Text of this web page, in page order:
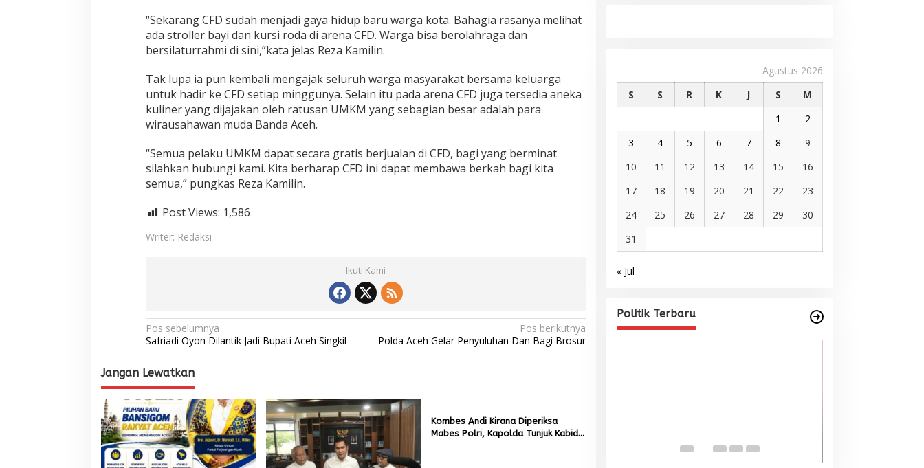
“Sekarang CFD sudah menjadi gaya hidup baru warga kota. Bahagia rasanya melihat
ada stroller bayi dan kursi roda di arena CFD. Warga bisa berolahraga dan
bersilaturrahmi di sini,”kata jelas Reza Kamilin.
Tak lupa ia pun kembali mengajak seluruh warga masyarakat bersama keluarga
untuk hadir ke CFD setiap minggunya. Selain itu pada arena CFD juga tersedia aneka
kuliner yang dijajakan oleh ratusan UMKM yang sebagian besar adalah para
wirausahawan muda Banda Aceh.
“Semua pelaku UMKM dapat secara gratis berjualan di CFD, bagi yang berminat
silahkan hubungi kami. Kita berharap CFD ini dapat membawa berkah bagi kita
semua,” pungkas Reza Kamilin.
Post Views: 1,586
Writer: Redaksi
Ikuti Kami
N
a
v
i
g
a
s
Pos sebelumnya
Safriadi Oyon Dilantik Jadi Bupati Aceh Singkil
Pos berikutnya
Polda Aceh Gelar Penyuluhan Dan Bagi Brosur
Jangan Lewatkan
Kombes Andi Kirana Diperiksa
Mabes Polri, Kapolda Tunjuk Kabid
Agustus 2026
S
S R K J S
M
1
2
3
4 5 6 7 8
9
10
11 12 13 14 15
16
17
18 19 20 21 22
23
24
25 26 27 28 29
30
31
« Jul
Politik Terbaru
Internasional dari Spanyol dan
Malaysia
Di BERITA, POLITIK